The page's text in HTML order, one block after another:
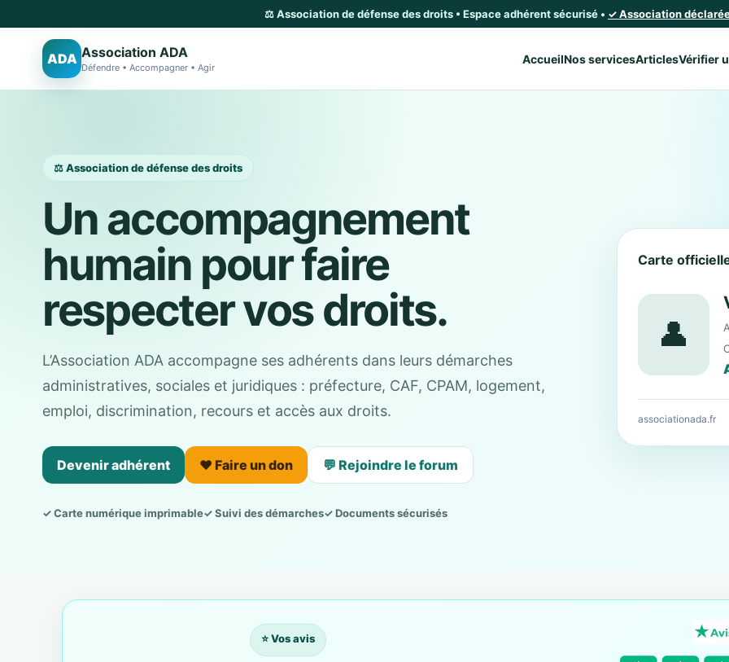
⚖️ Association de défense des droits • Espace adhérent sécurisé • ✓ Association
ADA Association ADA
Défendre • Accompagner • Agir
AccueilNos servicesArticlesVérifier
⚖️ Association de défense des droits
Un accompagnement
humain pour faire
respecter vos droits.
L’Association ADA accompagne ses adhérents dans leurs démarches
administratives, sociales et juridiques : préfecture, CAF, CPAM, logement,
emploi, discrimination, recours et accès aux droits.
Devenir adhérent ❤️ Faire un don 💬 Rejoindre le forum
✓ Carte numérique imprimable✓ Suivi des démarches✓ Documents sécurisés
Carte
👤
associationada.fr
⭐ Vos avis